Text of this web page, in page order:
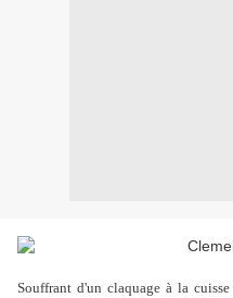
Souffrant d'un claquage à la